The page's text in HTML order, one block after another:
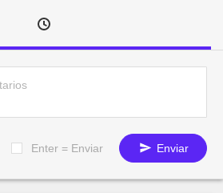
Enter = Enviar Enviar